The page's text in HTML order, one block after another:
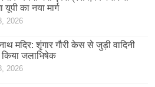
का नया मार्ग
2026
मदिर: शृंगार गौरी केस से जुड़ी वादिनी
जलाभिषेक
2026